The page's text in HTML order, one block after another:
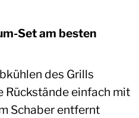
Set am besten
des Grills
Rückstände einfach mit
Schaber entfernt